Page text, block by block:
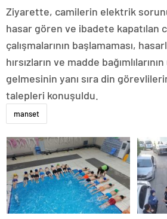
Ziyarette, camilerin elektrik
hasar gören ve ibadete kapatılan
çalışmalarının başlamaması,
hırsızların ve madde
gelmesinin yanı sıra din
talepleri konuşuldu.
manset